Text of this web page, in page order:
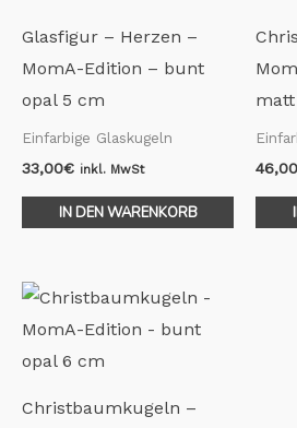
Glasfigur – Herzen –
MomA-Edition – bunt
opal 5 cm
Einfarbige Glaskugeln
33,00€ inkl. MwSt
IN DEN WARENKORB
46,00
Christbaumkugeln –